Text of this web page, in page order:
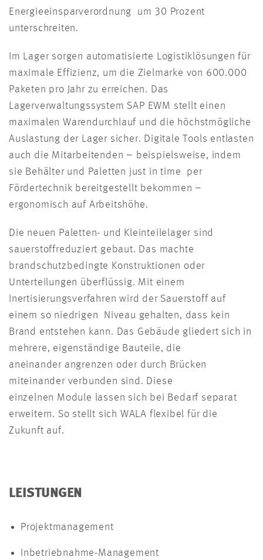
Energieeinsparverordnung um 30 Prozent
unterschreiten.
Im Lager sorgen automatisierte Logistiklösungen für
maximale Effizienz, um die Zielmarke von 600.000
Paketen pro Jahr zu erreichen. Das
Lagerverwaltungssystem SAP EWM stellt einen
maximalen Warendurchlauf und die höchstmögliche
Auslastung der Lager sicher. Digitale Tools entlasten
auch die Mitarbeitenden – beispielsweise, indem
sie Behälter und Paletten just in time per
Fördertechnik bereitgestellt bekommen –
ergonomisch auf Arbeitshöhe.
Die neuen Paletten- und Kleinteilelager sind
sauerstoffreduziert gebaut. Das machte
brandschutzbedingte Konstruktionen oder
Unterteilungen überflüssig. Mit einem
Inertisierungsverfahren wird der Sauerstoff auf
einem so niedrigen Niveau gehalten, dass kein
Brand entstehen kann. Das Gebäude gliedert sich in
mehrere, eigenständige Bauteile, die
aneinander angrenzen oder durch Brücken
miteinander verbunden sind. Diese
einzelnen Module lassen sich bei Bedarf separat
erweitern. So stellt sich WALA flexibel für die
Zukunft auf.
LEISTUNGEN
Projektmanagement
Inbetriebnahme-Management